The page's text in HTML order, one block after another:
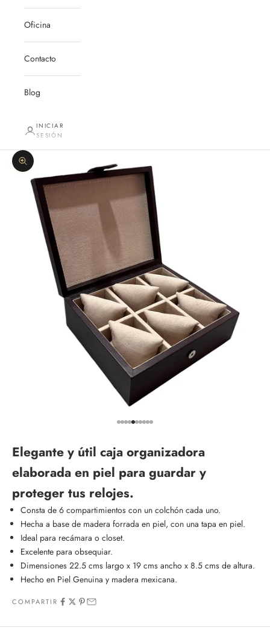
Oficina
Contacto
Blog
INICIAR
SESIÓN
Zoom
Ir al artículo 1
Ir al artículo 2
Ir al artículo 3
Ir al artículo 4
Ir al artículo 5
Ir al artículo 6
Ir al artículo 7
Ir al artículo 8
Ir al artículo 9
Ir al artículo 10
Elegante y útil caja organizadora
elaborada en piel para guardar y
proteger tus relojes.
Consta de 6 compartimientos con un colchón cada uno.
Hecha a base de madera forrada en piel, con una tapa en piel.
Ideal para recámara o closet.
Excelente para obsequiar.
Dimensiones 22.5 cms largo x 19 cms ancho x 8.5 cms de altura.
Hecho en Piel Genuina y madera mexicana.
COMPARTIR